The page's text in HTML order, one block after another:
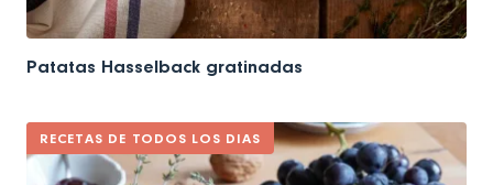
Patatas Hasselback gratinadas
RECETAS DE TODOS LOS DIAS